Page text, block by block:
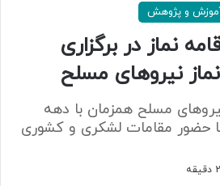
و پژوهش
نماز در برگزاری
نیروهای مسلح
مسلح همزمان با دهه
حضور مقامات لشکری و کشوری